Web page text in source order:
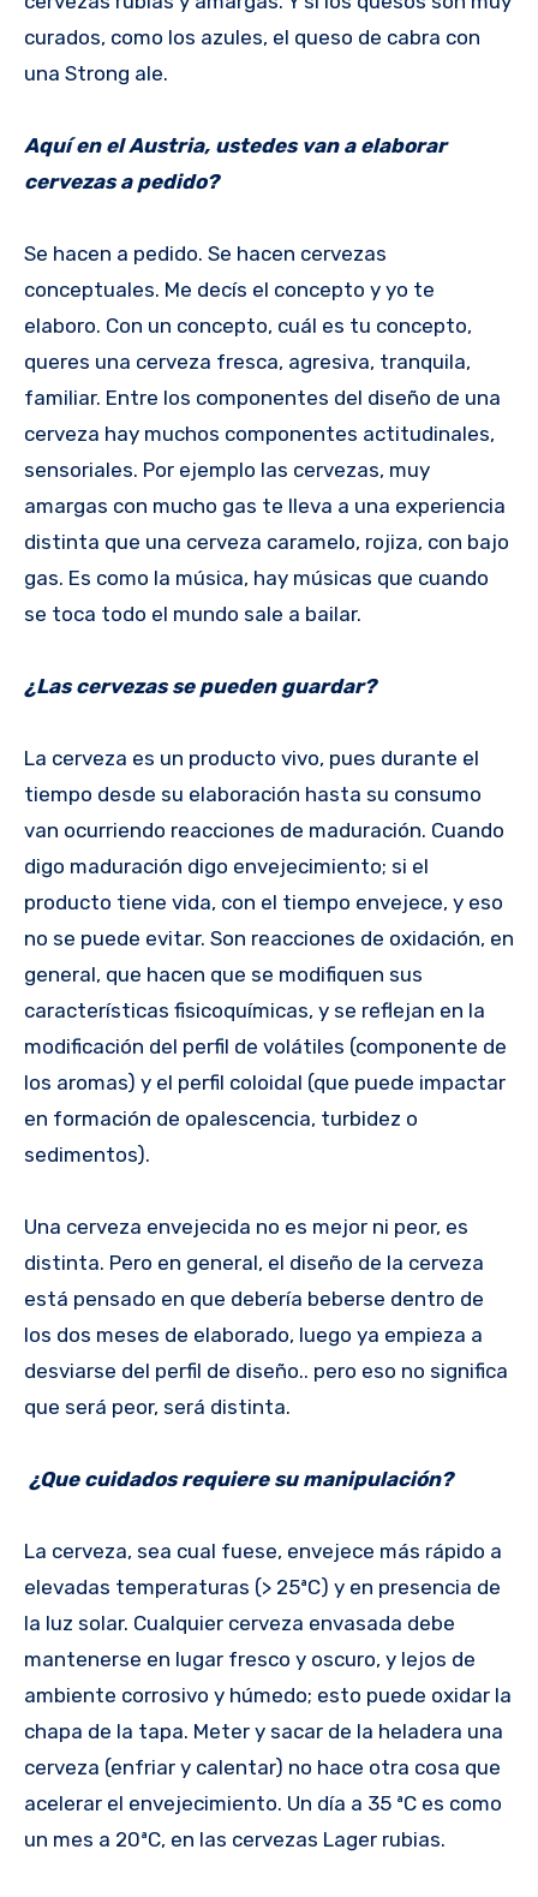
curados, como los azules, el queso de cabra con
una Strong ale.
Aquí en el Austria, ustedes van a elaborar
cervezas a pedido?
Se hacen a pedido. Se hacen cervezas
conceptuales. Me decís el concepto y yo te
elaboro. Con un concepto, cuál es tu concepto,
queres una cerveza fresca, agresiva, tranquila,
familiar. Entre los componentes del diseño de una
cerveza hay muchos componentes actitudinales,
sensoriales. Por ejemplo las cervezas, muy
amargas con mucho gas te lleva a una experiencia
distinta que una cerveza caramelo, rojiza, con bajo
gas. Es como la música, hay músicas que cuando
se toca todo el mundo sale a bailar.
¿Las cervezas se pueden guardar?
La cerveza es un producto vivo, pues durante el
tiempo desde su elaboración hasta su consumo
van ocurriendo reacciones de maduración. Cuando
digo maduración digo envejecimiento; si el
producto tiene vida, con el tiempo envejece, y eso
no se puede evitar. Son reacciones de oxidación, en
general, que hacen que se modifiquen sus
características fisicoquímicas, y se reflejan en la
modificación del perfil de volátiles (componente de
los aromas) y el perfil coloidal (que puede impactar
en formación de opalescencia, turbidez o
sedimentos).
Una cerveza envejecida no es mejor ni peor, es
distinta. Pero en general, el diseño de la cerveza
está pensado en que debería beberse dentro de
los dos meses de elaborado, luego ya empieza a
desviarse del perfil de diseño.. pero eso no significa
que será peor, será distinta.
¿Que cuidados requiere su manipulación?
La cerveza, sea cual fuese, envejece más rápido a
elevadas temperaturas (> 25ªC) y en presencia de
la luz solar. Cualquier cerveza envasada debe
mantenerse en lugar fresco y oscuro, y lejos de
ambiente corrosivo y húmedo; esto puede oxidar la
chapa de la tapa. Meter y sacar de la heladera una
cerveza (enfriar y calentar) no hace otra cosa que
acelerar el envejecimiento. Un día a 35 ªC es como
un mes a 20ªC, en las cervezas Lager rubias.